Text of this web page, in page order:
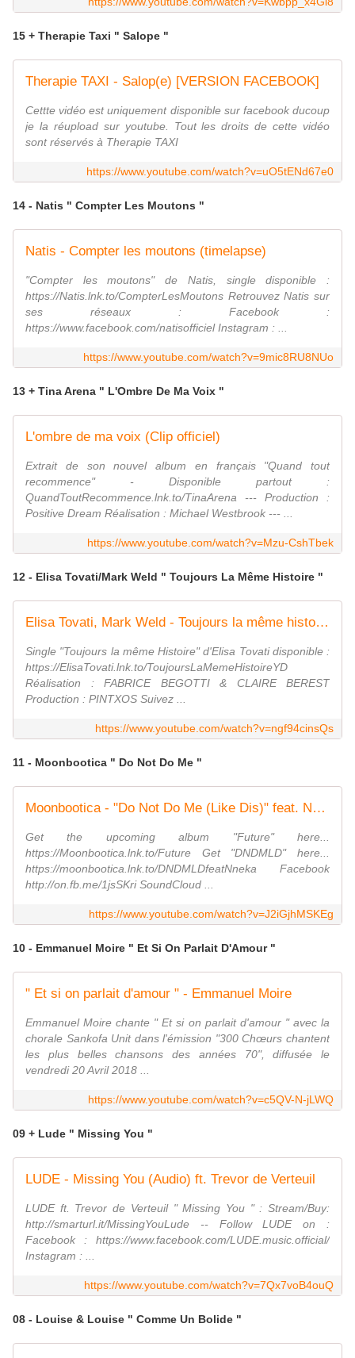
15 + Therapie Taxi " Salope "
Therapie TAXI - Salop(e) [VERSION FACEBOOK]
Cettte vidéo est uniquement disponible sur facebook ducoup
je la réupload sur youtube. Tout les droits de cette vidéo
sont réservés à Therapie TAXI
https://www.youtube.com/watch?v=uO5tENd67e0
14 - Natis " Compter Les Moutons "
Natis - Compter les moutons (timelapse)
"Compter les moutons" de Natis, single disponible :
https://Natis.lnk.to/CompterLesMoutons Retrouvez Natis sur
ses réseaux : Facebook :
https://www.facebook.com/natisofficiel Instagram : ...
https://www.youtube.com/watch?v=9mic8RU8NUo
13 + Tina Arena " L'Ombre De Ma Voix "
L'ombre de ma voix (Clip officiel)
Extrait de son nouvel album en français "Quand tout
recommence" - Disponible partout :
QuandToutRecommence.lnk.to/TinaArena --- Production :
Positive Dream Réalisation : Michael Westbrook --- ...
https://www.youtube.com/watch?v=Mzu-CshTbek
12 - Elisa Tovati/Mark Weld " Toujours La Même Histoire "
Elisa Tovati, Mark Weld - Toujours la même histoire
Single "Toujours la même Histoire" d'Elisa Tovati disponible :
https://ElisaTovati.lnk.to/ToujoursLaMemeHistoireYD
Réalisation : FABRICE BEGOTTI & CLAIRE BEREST
Production : PINTXOS Suivez ...
https://www.youtube.com/watch?v=ngf94cinsQs
11 - Moonbootica " Do Not Do Me "
Moonbootica - "Do Not Do Me (Like Dis)" feat. Nneka
Get the upcoming album "Future" here...
https://Moonbootica.lnk.to/Future Get "DNDMLD" here...
https://moonbootica.lnk.to/DNDMLDfeatNneka Facebook
http://on.fb.me/1jsSKri SoundCloud ...
https://www.youtube.com/watch?v=J2iGjhMSKEg
10 - Emmanuel Moire " Et Si On Parlait D'Amour "
" Et si on parlait d'amour " - Emmanuel Moire
Emmanuel Moire chante " Et si on parlait d'amour " avec la
chorale Sankofa Unit dans l'émission "300 Chœurs chantent
les plus belles chansons des années 70", diffusée le
vendredi 20 Avril 2018 ...
https://www.youtube.com/watch?v=c5QV-N-jLWQ
09 + Lude " Missing You "
LUDE - Missing You (Audio) ft. Trevor de Verteuil
LUDE ft. Trevor de Verteuil " Missing You " : Stream/Buy:
http://smarturl.it/MissingYouLude -- Follow LUDE on :
Facebook : https://www.facebook.com/LUDE.music.official/
Instagram : ...
https://www.youtube.com/watch?v=7Qx7voB4ouQ
08 - Louise & Louise " Comme Un Bolide "